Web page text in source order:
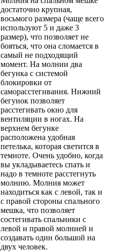
достаточно крупная,
восьмого размера (чаще всего
используют 5 и даже 3
размер), что позволяет не
бояться, что она сломается в
самый не подходящий
момент. На молнии два
бегунка с системой
блокировки от
саморасстегивания. Нижний
бегунок позволяет
расстегивать окно для
вентиляции в ногах. На
верхнем бегунке
расположена удобная
петелька, которая светится в
темноте. Очень удобно, когда
вы укладываетесь спать и
надо в темноте расстегнуть
молнию. Молния может
находиться как с левой, так и
с правой стороны спального
мешка, что позволяет
состегивать спальники с
левой и правой молнией и
создавать один большой на
двух человек.